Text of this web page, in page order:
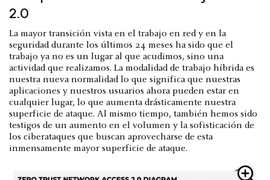
2.0
La mayor transición vista en el trabajo en red y en la
seguridad durante los últimos 24 meses ha sido que el
trabajo ya no es un lugar al que acudimos, sino una
actividad que realizamos. La modalidad de trabajo híbrida es
nuestra nueva normalidad lo que significa que nuestras
aplicaciones y nuestros usuarios ahora pueden estar en
cualquier lugar, lo que aumenta drásticamente nuestra
superficie de ataque. Al mismo tiempo, también hemos sido
testigos de un aumento en el volumen y la sofisticación de
los ciberataques que buscan aprovecharse de esta
inmensamente mayor superficie de ataque.